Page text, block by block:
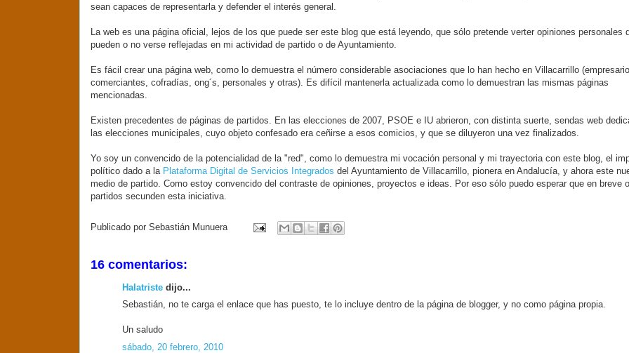
sean capaces de representarla y defender el interés general.
La web es una página oficial, lejos de los que puede ser este blog que está leyendo, que sólo pretende verter opiniones personales
pueden o no verse reflejadas en mi actividad de partido o de Ayuntamiento
Es fácil crear una página web , como lo demuestra el número considerable asociaciones que lo han hecho en Villacarrillo
comerciantes, cofradías, ong´s, personales y otras). Es difícil mantenerla actualizada como lo demuestran las mismas páginas
mencionadas.
Existen precedentes de páginas de partidos. En las elecciones de 2007, PSOE e IU abrieron, con distinta suerte, sendas web
las elecciones municipales, cuyo objeto confesado era ceñirse a esos comicios, y que se diluyeron una vez finalizados.
Yo soy un convencido de la potencialidad de la "red", como lo demuestra mi vocación personal y mi trayectoria con este blog, el
político dado a la Plataforma Digital de Servicios Integrados del Ayuntamiento de Villacarrillo , pionera en Andalucía , y ahora este
medio de partido. Como estoy convencido del contraste de opiniones, proyectos e ideas. Por eso sólo puedo esperar que en breve
partidos secunden esta iniciativa.
Publicado por Sebastián Munuera
16 comentarios:
Halatriste dijo...
Sebastián, no te carga el enlace que has puesto, te lo incluye dentro de la página de blogger, y no como página propia.
Un saludo
sábado, 20 febrero, 2010